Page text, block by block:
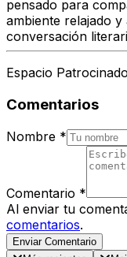
pensado para
ambiente relajado
conversación
Espacio Patrocinado
Comentarios
Nombre *
Comentario *
Al enviar tu
comentarios.
Enviar Comentario